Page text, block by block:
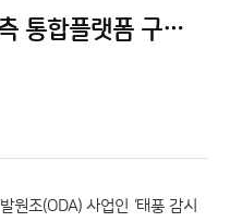
라오스 태풍 감시 및 예측 통합플랫폼 구축 사업 공여식
원조(ODA) 사업인 ‘태풍 감시